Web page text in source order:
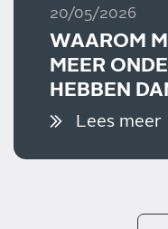
20/05/2026
WAAROM
MEER
HEBBEN
Lees meer